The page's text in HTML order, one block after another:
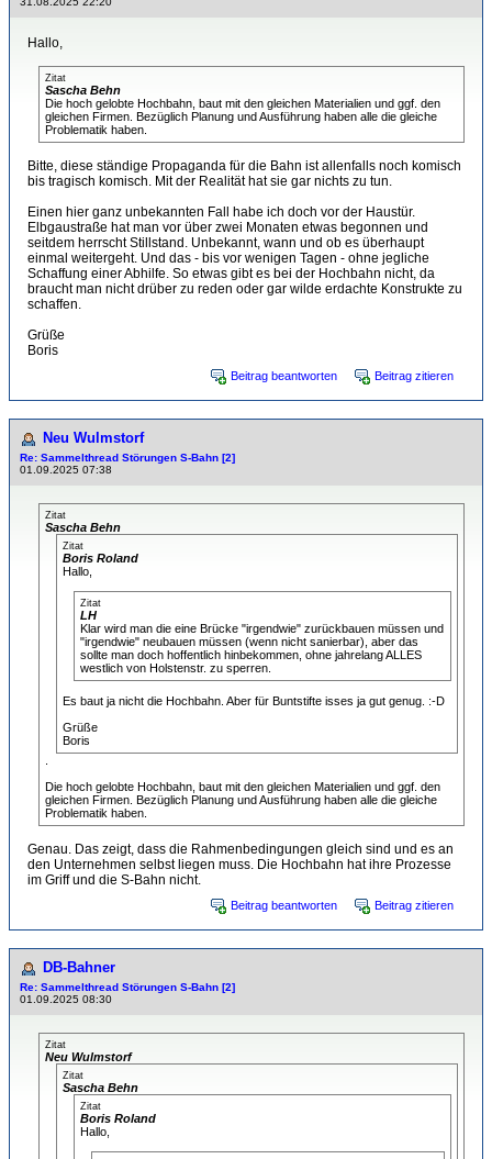
Hallo,
Zitat
Sascha Behn
Die hoch gelobte Hochbahn, baut mit den gleichen Materialien und ggf. den
gleichen Firmen. Bezüglich Planung und Ausführung haben alle die gleiche
Problematik haben.
Bitte, diese ständige Propaganda für die Bahn ist allenfalls noch komisch
bis tragisch komisch. Mit der Realität hat sie gar nichts zu tun.
Einen hier ganz unbekannten Fall habe ich doch vor der Haustür.
Elbgaustraße hat man vor über zwei Monaten etwas begonnen und
seitdem herrscht Stillstand. Unbekannt, wann und ob es überhaupt
einmal weitergeht. Und das - bis vor wenigen Tagen - ohne jegliche
Schaffung einer Abhilfe. So etwas gibt es bei der Hochbahn nicht, da
braucht man nicht drüber zu reden oder gar wilde erdachte Konstrukte zu
schaffen.
Grüße
Boris
Beitrag beantworten Beitrag zitieren
Neu Wulmstorf
Re: Sammelthread Störungen S-Bahn [2]
01.09.2025 07:38
Zitat
Sascha Behn
Zitat
Boris Roland
Hallo,
Zitat
LH
Klar wird man die eine Brücke "irgendwie" zurückbauen müssen und
"irgendwie" neubauen müssen (wenn nicht sanierbar), aber das
sollte man doch hoffentlich hinbekommen, ohne jahrelang ALLES
westlich von Holstenstr. zu sperren.
Es baut ja nicht die Hochbahn. Aber für Buntstifte isses ja gut genug. :-D
Grüße
Boris
Die hoch gelobte Hochbahn, baut mit den gleichen Materialien und ggf. den
gleichen Firmen. Bezüglich Planung und Ausführung haben alle die gleiche
Problematik haben.
Genau. Das zeigt, dass die Rahmenbedingungen gleich sind und es an
den Unternehmen selbst liegen muss. Die Hochbahn hat ihre Prozesse
im Griff und die S-Bahn nicht.
Beitrag beantworten Beitrag zitieren
DB-Bahner
Re: Sammelthread Störungen S-Bahn [2]
01.09.2025 08:30
Zitat
Neu Wulmstorf
Zitat
Sascha Behn
Zitat
Boris Roland
Hallo,